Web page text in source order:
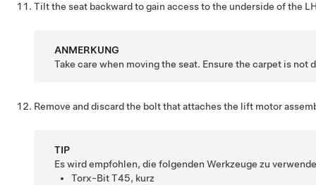
Tilt the seat backward to gain access to the underside of the
ANMERKUNG
Take care when moving the seat. Ensure the carpet is not
Remove and discard the bolt that attaches the lift motor
TIP
Es wird empfohlen, die folgenden Werkzeuge zu
Torx-Bit T45, kurz